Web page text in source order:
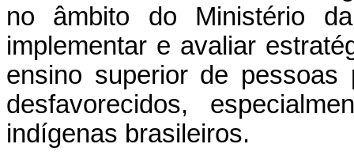
no âmbito do Ministério
implementar e avaliar
ensino superior de pessoas
desfavorecidos,
indígenas brasileiros.